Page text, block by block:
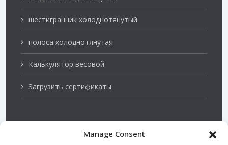
Manage Consent
шестигранник холоднотянутый
полоса холоднотянутая
Калькулятор весовой
Загрузить сертификаты